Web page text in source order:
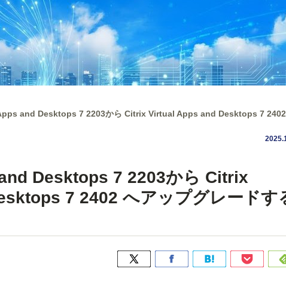
and Desktops 7 2203から Citrix Virtual Apps and Desktops 7 2402
Desktops 7 2203から Citrix
7 2402 へアップグレードす